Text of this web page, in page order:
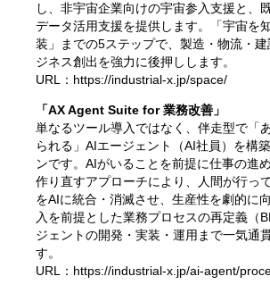
し、非宇宙企業向けの宇宙参入支援と、
データ活用支援を提供します。「宇宙を
装」までの5ステップで、製造・物流・
ジネス創出を強力に後押しします。
URL： https://industrial-x.jp/space/
「AX Agent Suite for 業務改善 」
単なるツール導入ではなく、伴走型で「
られる」AIエージェント（AI社員）を構
ンです。AIがいることを前提に仕事の進
作り直すアプローチにより、人間が行っ
をAIに統合・消滅させ、生産性を劇的に
入を前提とした業務プロセスの再定義（
ジェントの開発・実装・運用まで一気通
す。
URL： https://industrial-x.jp/ai-agent/